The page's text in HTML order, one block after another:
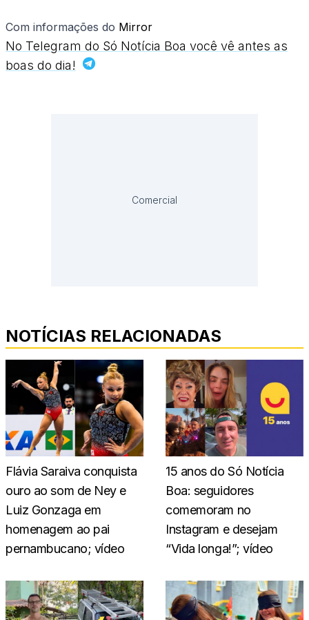
Com informações do Mirror
No Telegram do Só Notícia Boa você vê antes as
boas do dia!
Comercial
NOTÍCIAS RELACIONADAS
Flávia Saraiva conquista
ouro ao som de Ney e
Luiz Gonzaga em
homenagem ao pai
pernambucano; vídeo
15 anos do Só Notícia
Boa: seguidores
comemoram no
Instagram e desejam
“Vida longa!”; vídeo